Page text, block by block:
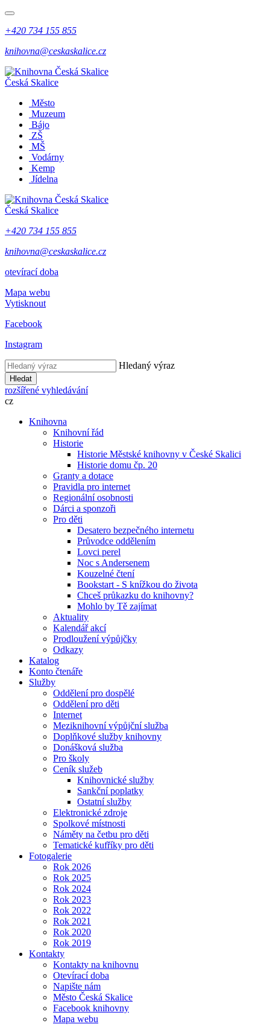
+420 734 155 855
knihovna@ceskaskalice.cz
Česká Skalice
Město
Muzeum
Bájo
ZŠ
MŠ
Vodárny
Kemp
Jídelna
Česká Skalice
+420 734 155 855
knihovna@ceskaskalice.cz
otevírací doba
Mapa webu
Vytisknout
Facebook
Instagram
Hledaný výraz
Hledat
rozšířené vyhledávání
cz
Knihovna
Knihovní řád
Historie
Historie Městské knihovny v České Skalici
Historie domu čp. 20
Granty a dotace
Pravidla pro internet
Regionální osobnosti
Dárci a sponzoři
Pro děti
Desatero bezpečného internetu
Průvodce oddělením
Lovci perel
Noc s Andersenem
Kouzelné čtení
Bookstart - S knížkou do života
Chceš průkazku do knihovny?
Mohlo by Tě zajímat
Aktuality
Kalendář akcí
Prodloužení výpůjčky
Odkazy
Katalog
Konto čtenáře
Služby
Oddělení pro dospělé
Oddělení pro děti
Internet
Meziknihovní výpůjční služba
Doplňkové služby knihovny
Donášková služba
Pro školy
Ceník služeb
Knihovnické služby
Sankční poplatky
Ostatní služby
Elektronické zdroje
Spolkové místnosti
Náměty na četbu pro děti
Tematické kufříky pro děti
Fotogalerie
Rok 2026
Rok 2025
Rok 2024
Rok 2023
Rok 2022
Rok 2021
Rok 2020
Rok 2019
Kontakty
Kontakty na knihovnu
Otevírací doba
Napište nám
Město Česká Skalice
Facebook knihovny
Mapa webu